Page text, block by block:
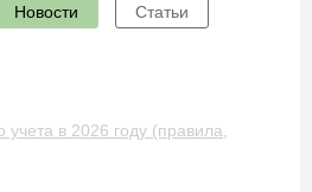
Новости Статьи
учета в 2026 году (правила,